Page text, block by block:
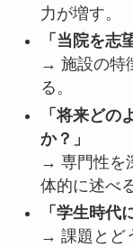
力が増す。
「当院を志
→ 施設の特
る。
「将来どの
か？」
→ 専門性を
体的に述べる
「学生時代
→ 課題とど